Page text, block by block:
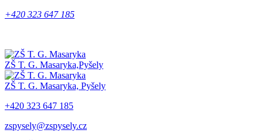
+420 323 647 185
ZŠ T. G. Masaryka,Pyšely
ZŠ T. G. Masaryka, Pyšely
+420 323 647 185
zspysely@zspysely.cz